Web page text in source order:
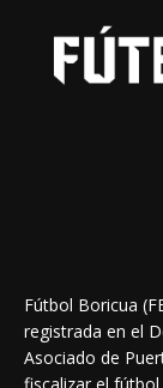
Fútbol Boricua
registrada en el
Asociado de